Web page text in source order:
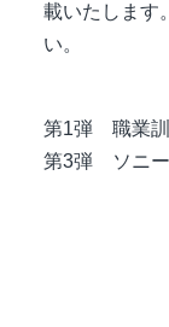
載いたします
い。
第1弾 職業
第3弾 ソニ